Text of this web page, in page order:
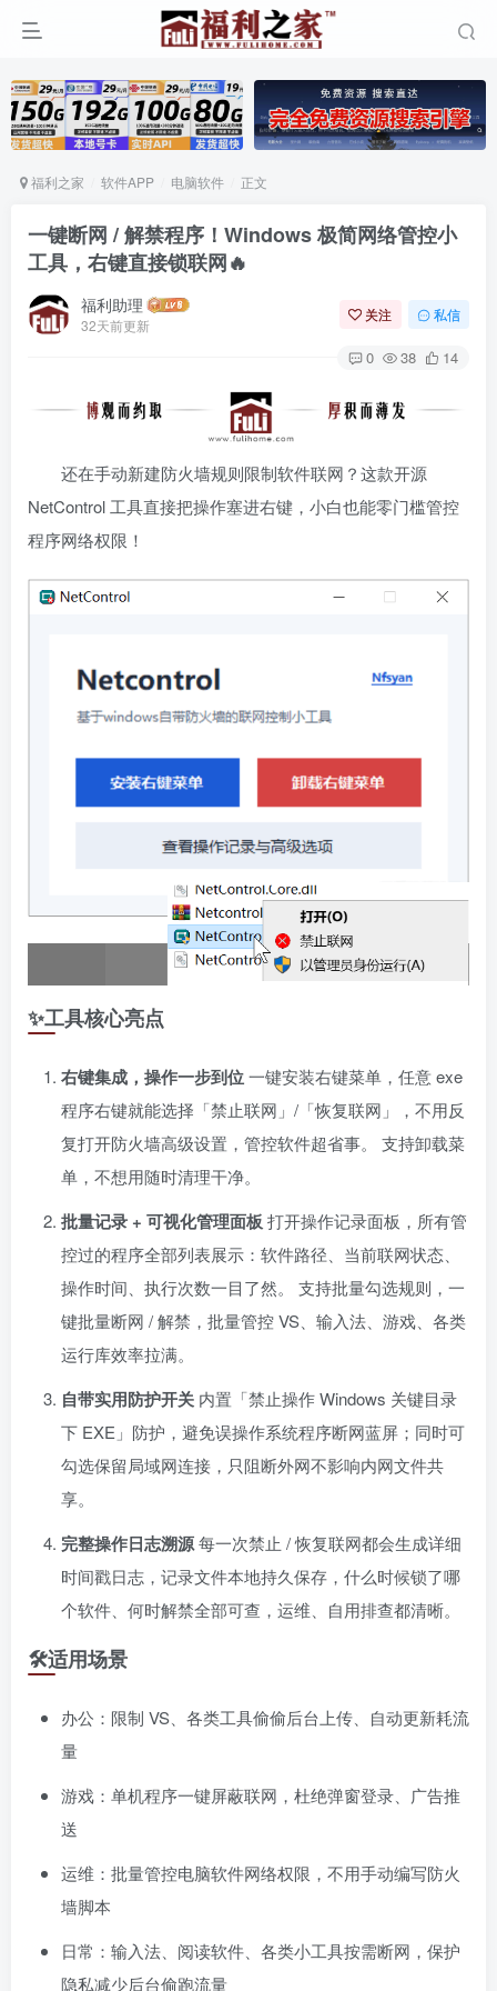
福利之家 软件APP 电脑软件 正文
一键断网 / 解禁程序！Windows 极简网络管控小
工具，右键直接锁联网🔥
福利助理
32天前更新
关注 私信
0 38 14
还在手动新建防火墙规则限制软件联网？这款开源
NetControl 工具直接把操作塞进右键，小白也能零门槛管控
程序网络权限！
✨工具核心亮点
右键集成，操作一步到位一键安装右键菜单，任意 exe
程序右键就能选择「禁止联网」/「恢复联网」，不用反
复打开防火墙高级设置，管控软件超省事。 支持卸载菜
单，不想用随时清理干净。
批量记录 + 可视化管理面板 打开操作记录面板，所有管
控过的程序全部列表展示：软件路径、当前联网状态、
操作时间、执行次数一目了然。 支持批量勾选规则，一
键批量断网 / 解禁，批量管控 VS、输入法、游戏、各类
运行库效率拉满。
自带实用防护开关 内置「禁止操作 Windows 关键目录
下 EXE」防护，避免误操作系统程序断网蓝屏；同时可
勾选保留局域网连接，只阻断外网不影响内网文件共
享。
完整操作日志溯源每一次禁止 / 恢复联网都会生成详细
时间戳日志，记录文件本地持久保存，什么时候锁了哪
个软件、何时解禁全部可查，运维、自用排查都清晰。
🛠适用场景
办公：限制 VS、各类工具偷偷后台上传、自动更新耗流
量
游戏：单机程序一键屏蔽联网，杜绝弹窗登录、广告推
送
运维：批量管控电脑软件网络权限，不用手动编写防火
墙脚本
日常：输入法、阅读软件、各类小工具按需断网，保护
隐私减少后台偷跑流量